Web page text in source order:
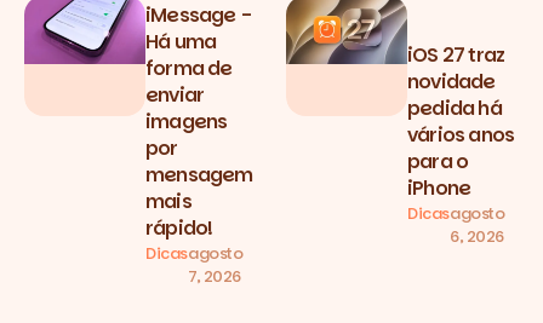
iMessage -
Há uma
forma de
enviar
imagens
por
mensagem
mais
rápido!
Dicasagosto
7, 2026
iOS 27 traz
novidade
pedida há
vários anos
para o
iPhone
Dicasagosto
6, 2026